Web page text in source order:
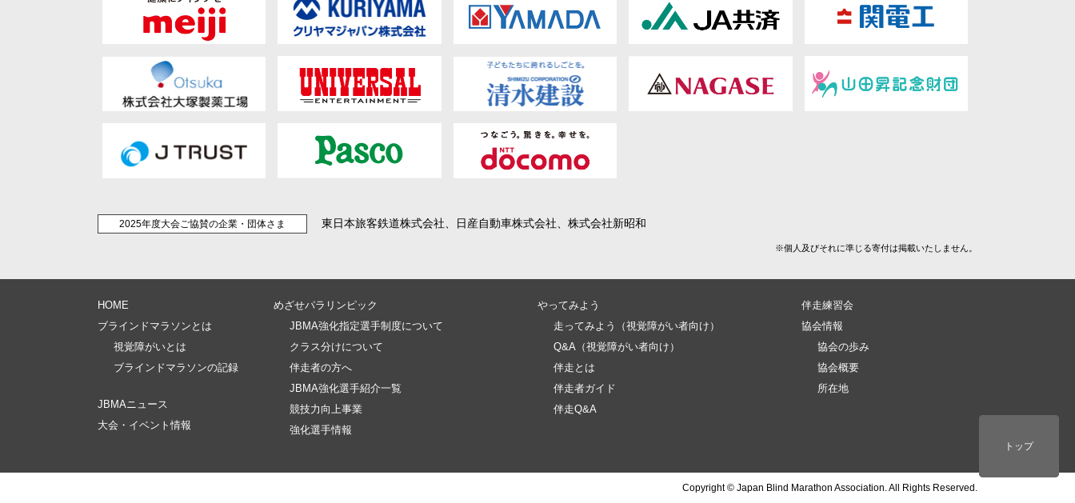
ページトップ
トップ
トップ
2025年度大会ご協賛の企業・団体さま 東日本旅客鉄道株式会社、日産自動車株式会社、株式会社新昭和
※個人及びそれに準じる寄付は掲載いたしません。
HOME
ブラインドマラソンとは
視覚障がいとは
ブラインドマラソンの記録
JBMAニュース
大会・イベント情報
めざせパラリンピック
JBMA強化指定選手制度について
クラス分けについて
伴走者の方へ
JBMA強化選手紹介一覧
競技力向上事業
強化選手情報
やってみよう
走ってみよう（視覚障がい者向け）
Q&A（視覚障がい者向け）
伴走とは
伴走者ガイド
伴走Q&A
伴走練習会
協会情報
協会の歩み
協会概要
所在地
Copyright © Japan Blind Marathon Association. All Rights Reserved.